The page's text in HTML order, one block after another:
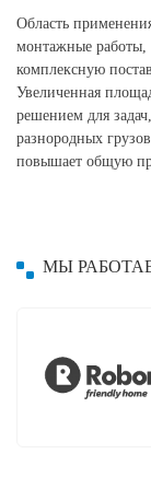
Область
монтажные работы,
комплексную
Увеличенная
решением для
разнородных
повышает общую
МЫ